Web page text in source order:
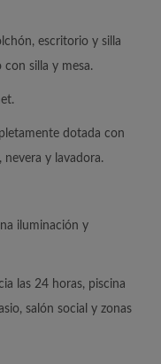
escritorio y silla
con silla y mesa.
dotada con
y lavadora.
iluminación y
las 24 horas, piscina
salón social y zonas